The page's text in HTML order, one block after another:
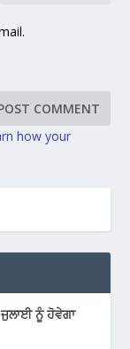
how your
ਨੂੰ ਹੋਵੇਗਾ